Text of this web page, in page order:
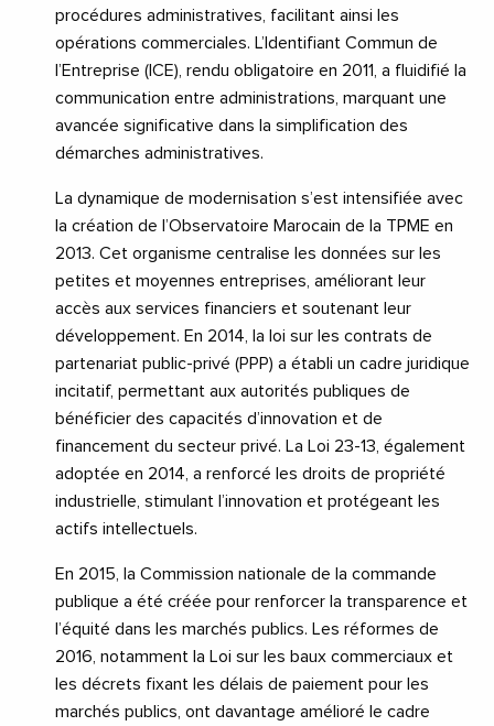
procédures administratives, facilitant ainsi les
opérations commerciales. L’Identifiant Commun de
l’Entreprise (ICE), rendu obligatoire en 2011, a fluidifié la
communication entre administrations, marquant une
avancée significative dans la simplification des
démarches administratives.
La dynamique de modernisation s’est intensifiée avec
la création de l’Observatoire Marocain de la TPME en
2013. Cet organisme centralise les données sur les
petites et moyennes entreprises, améliorant leur
accès aux services financiers et soutenant leur
développement. En 2014, la loi sur les contrats de
partenariat public-privé (PPP) a établi un cadre juridique
incitatif, permettant aux autorités publiques de
bénéficier des capacités d’innovation et de
financement du secteur privé. La Loi 23-13, également
adoptée en 2014, a renforcé les droits de propriété
industrielle, stimulant l’innovation et protégeant les
actifs intellectuels.
En 2015, la Commission nationale de la commande
publique a été créée pour renforcer la transparence et
l’équité dans les marchés publics. Les réformes de
2016, notamment la Loi sur les baux commerciaux et
les décrets fixant les délais de paiement pour les
marchés publics, ont davantage amélioré le cadre